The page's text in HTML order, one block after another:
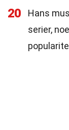
20
Hans
serier,